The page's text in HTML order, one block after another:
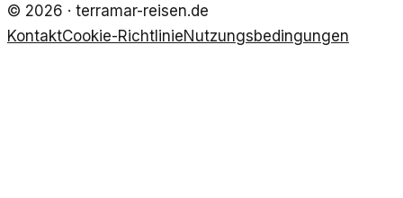
© 2026 · terramar-reisen.de
KontaktCookie-RichtlinieNutzungsbedingungen